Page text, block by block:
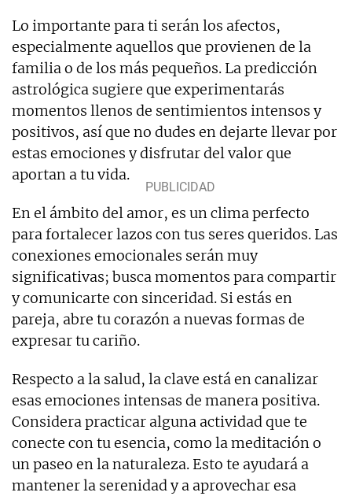
Lo importante para ti serán los afectos,
especialmente aquellos que provienen de la
familia o de los más pequeños. La predicción
astrológica sugiere que experimentarás
momentos llenos de sentimientos intensos y
positivos, así que no dudes en dejarte llevar por
estas emociones y disfrutar del valor que
aportan a tu vida.
En el ámbito del amor, es un clima perfecto
para fortalecer lazos con tus seres queridos. Las
conexiones emocionales serán muy
significativas; busca momentos para compartir
y comunicarte con sinceridad. Si estás en
pareja, abre tu corazón a nuevas formas de
expresar tu cariño.
Respecto a la salud, la clave está en canalizar
esas emociones intensas de manera positiva.
Considera practicar alguna actividad que te
conecte con tu esencia, como la meditación o
un paseo en la naturaleza. Esto te ayudará a
mantener la serenidad y a aprovechar esa